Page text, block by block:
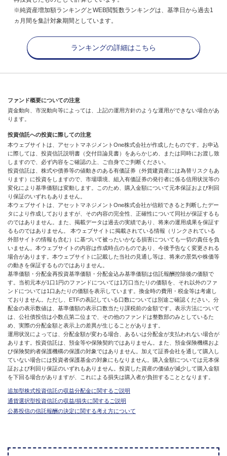
※純資産増加額ランキングとWEB閲覧数ランキングは、基準日から過去1
ヵ月間を集計対象期間としています。
ランキングの詳細はこちら
ファンド概要についての注意
資金動向、市況動向等によっては、上記の運用方針のような運用ができない場合があ
ります。
投資信託への投資に際しての注意
本ウェブサイトは、アセットマネジメントOne株式会社が作成したものです。お申込
に際しては、投資信託説明書（交付目論見書）をあらかじめ、または同時にお渡し致
しますので、必ず内容をご確認の上、ご自身でご判断ください。
投資信託は、株式や債券等の値動きのある有価証券（外貨建資産には為替リスクもあ
ります）に投資をしますので、市場環境、組入有価証券の発行者に係る信用状況等の
変化により基準価額は変動します。このため、購入金額について元本保証および利回
り保証のいずれもありません。
本ウェブサイトは、アセットマネジメントOne株式会社が信頼できると判断したデー
タにより作成しておりますが、その内容の完全性、正確性について同社が保証するも
のではありません。また、掲載データは過去の実績であり、将来の運用成果を保証す
るものではありません。 本ウェブサイトに掲載されている情報（リンクされている
外部サイトの情報も含む）に基づいて被ったいかなる損害についても一切の責任を負
いません。本ウェブサイトの内容は作成時点のものであり、今後予告なく変更される
場合があります。本ウェブサイトに記載した当社の見通し等は、将来の景気や株価等
の動きを保証するものではありません。
基準価額・分配金再投資基準価額・分配金込み基準価額は信託報酬控除後の価額で
す。当初元本が1口1円のファンドについては1万口当たりの価額を、それ以外のファ
ンドについては1口あたりの価額を表示しています。換金時の費用・税金等は考慮し
ておりません。ただし、ETFの表記している口数については別途ご確認ください。分
配金の表示数値は、基準価額の表示口数当たり課税前の金額です。表示方法について
は、公社債投信は小数点第二位まで、その他のファンドは整数部のみとしているた
め、実際の分配金額と表示上の差異が生じることがあります。
運用状況によっては、分配金額が変わる場合、あるいは分配金が支払われない場合が
あります。投資信託は、預金等や保険契約ではありません。また、預金保険機構およ
び保険契約者保護機構の保護の対象ではありません。加えて証券会社を通して購入し
ていない場合には投資者保護基金の対象にもなりません。購入金額については元本保
証および利回り保証のいずれもありません。投資した資産の価値が減少して購入金額
を下回る場合がありますが、これによる損失は購入者が負担することとなります。
追加型株式投資信託の収益分配金に関するご説明
通貨選択型投資信託の収益/損失に関するご説明
公募投信の信託報酬の決定に関する考え方について